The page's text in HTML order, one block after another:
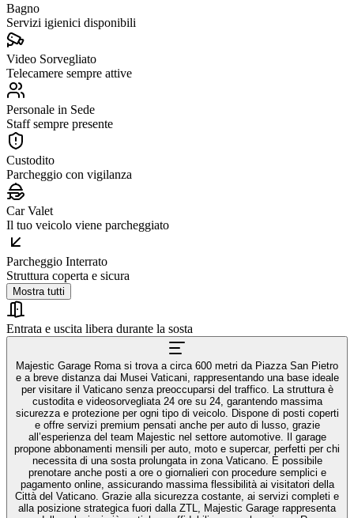
Bagno
Servizi igienici disponibili
Video Sorvegliato
Telecamere sempre attive
Personale in Sede
Staff sempre presente
Custodito
Parcheggio con vigilanza
Car Valet
Il tuo veicolo viene parcheggiato
Parcheggio Interrato
Struttura coperta e sicura
Mostra tutti
Entrata e uscita libera durante la sosta
Majestic Garage Roma si trova a circa 600 metri da Piazza San Pietro
e a breve distanza dai Musei Vaticani, rappresentando una base ideale
per visitare il Vaticano senza preoccuparsi del traffico. La struttura è
custodita e videosorvegliata 24 ore su 24, garantendo massima
sicurezza e protezione per ogni tipo di veicolo. Dispone di posti coperti
e offre servizi premium pensati anche per auto di lusso, grazie
all’esperienza del team Majestic nel settore automotive. Il garage
propone abbonamenti mensili per auto, moto e supercar, perfetti per chi
necessita di una sosta prolungata in zona Vaticano. È possibile
prenotare anche posti a ore o giornalieri con procedure semplici e
pagamento online, assicurando massima flessibilità ai visitatori della
Città del Vaticano. Grazie alla sicurezza costante, ai servizi completi e
alla posizione strategica fuori dalla ZTL, Majestic Garage rappresenta